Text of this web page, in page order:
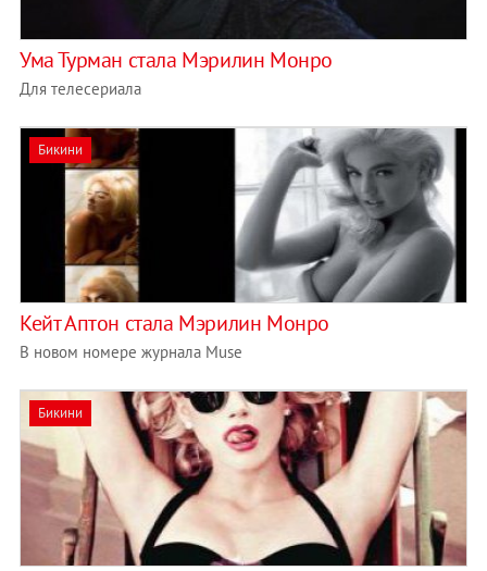
Ума Турман стала Мэрилин Монро
Для телесериала
Бикини
Кейт Аптон стала Мэрилин Монро
В новом номере журнала Muse
Бикини